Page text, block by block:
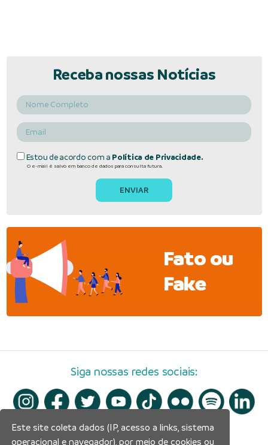
Receba nossas Notícias
Estou de acordo com a Política de Privacidade.
O e-mail é salvo em banco de dados para consulta futura.
Fato ou
Fake
Siga nossas redes sociais:
Este site coleta dados (IP, acesso a links, sistema
operacional e navegador), por meio de cookies ou